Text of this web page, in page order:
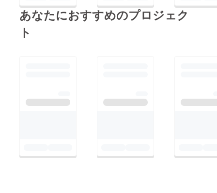
あなたにおすすめのプロジェク
ト